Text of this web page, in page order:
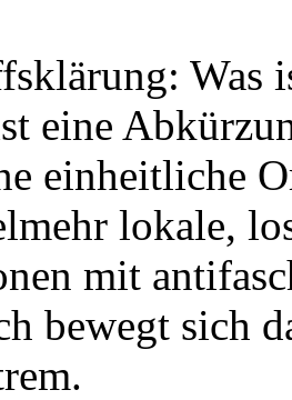
Was
eine
einheitliche
lokale,
mit
bewegt sich